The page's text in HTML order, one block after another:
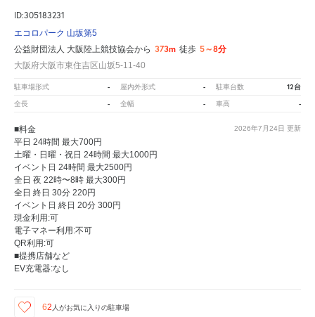
ID:305183231
エコロパーク 山坂第5
公益財団法人 大阪陸上競技協会から 373m 徒歩 5～8分
大阪府大阪市東住吉区山坂5-11-40
駐車場形式 - 屋内外形式 - 駐車台数 12台
全長 - 全幅 - 車高 -
2026年7月24日 更新
■料金
平日 24時間 最大700円
土曜・日曜・祝日 24時間 最大1000円
イベント日 24時間 最大2500円
全日 夜 22時〜8時 最大300円
全日 終日 30分 220円
イベント日 終日 20分 300円
現金利用:可
電子マネー利用:不可
QR利用:可
■提携店舗など
EV充電器:なし
62 人がお気に入りの駐車場